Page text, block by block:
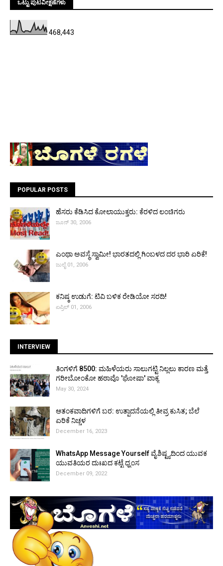
ಒಟ್ಟು ಪುಟವೀಕ್ಷಣೆಗಳು
468,443
POPULAR POSTS
ಹೆಸರು ಕೆಡಿಸಿದ ಕೋಲಾಯುಕ್ತರು: ಕೆರಳಿದ ಲಂಚಿಗರು
ಜೂನ್ 30, 2006
ಎಂಥಾ ಅವಸ್ಥೆ ಸ್ವಾಮೀ! ಭಾರತದಲ್ಲಿ ಗಿಂಬಳದ ದರ ಭಾರಿ ಏರಿಕೆ!
ಜುಲೈ 01, 2006
ಕನಿಷ್ಠ ಉಡುಗೆ: ಟಿವಿ ಬಳಿಕ ರೇಡಿಯೋ ಸರದಿ!
ಏಪ್ರಿಲ್ 01, 2006
INTERVIEW
ತಿಂಗಳಿಗೆ ₹8500: ಮಹಿಳೆಯರು ಸಾಲುಗಟ್ಟಿ ನಿಲ್ಲಲು ಕಾರಣ ಮತ್ತೆ
ಗರೀಬೋಂಕೋ ಹಠಾವೊ 'ಘೋಷಾ' ವಾಕ್ಯ
May 30, 2024
ಆತಂಕವಾದಿಗಳಿಗೆ ಬರ: ಉತ್ಪಾದನೆಯಲ್ಲಿ ತೀವ್ರ ಕುಸಿತ; ಬೆಲೆ
ಏರಿಕೆ ನಿಚ್ಚಳ
December 16, 2023
WhatsApp Message Yourself ವೈಶಿಷ್ಟ್ಯದಿಂದ ಯುವಕ
ಯುವತಿಯರ ದುಃಖದ ಕಟ್ಟೆ ಧ್ವಂಸ
December 09, 2022